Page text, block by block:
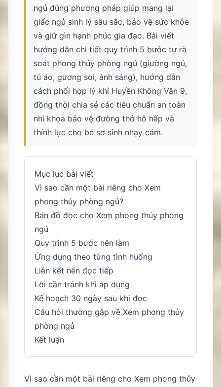
ngủ đúng phương pháp giúp mang lại
giấc ngủ sinh lý sâu sắc, bảo vệ sức khỏe
và giữ gìn hạnh phúc gia đạo. Bài viết
hướng dẫn chi tiết quy trình 5 bước tự rà
soát phong thủy phòng ngủ (giường ngủ,
tủ áo, gương soi, ánh sáng), hướng dẫn
cách phối hợp lý khí Huyền Không Vận 9,
đồng thời chia sẻ các tiêu chuẩn an toàn
nhi khoa bảo vệ đường thở hô hấp và
thính lực cho bé sơ sinh nhạy cảm.
Mục lục bài viết
Vì sao cần một bài riêng cho Xem
phong thủy phòng ngủ?
Bản đồ đọc cho Xem phong thủy phòng
ngủ
Quy trình 5 bước nên làm
Ứng dụng theo từng tình huống
Liên kết nên đọc tiếp
Lỗi cần tránh khi áp dụng
Kế hoạch 30 ngày sau khi đọc
Câu hỏi thường gặp về Xem phong thủy
phòng ngủ
Kết luận
Vì sao cần một bài riêng cho Xem phong thủy